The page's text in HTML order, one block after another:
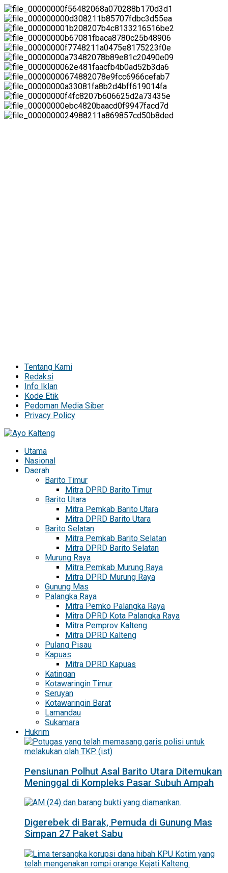
Tentang Kami
Redaksi
Info Iklan
Kode Etik
Pedoman Media Siber
Privacy Policy
Utama
Nasional
Daerah
Barito Timur
Mitra DPRD Barito Timur
Barito Utara
Mitra Pemkab Barito Utara
Mitra DPRD Barito Utara
Barito Selatan
Mitra Pemkab Barito Selatan
Mitra DPRD Barito Selatan
Murung Raya
Mitra Pemkab Murung Raya
Mitra DPRD Murung Raya
Gunung Mas
Palangka Raya
Mitra Pemko Palangka Raya
Mitra DPRD Kota Palangka Raya
Mitra Pemprov Kalteng
Mitra DPRD Kalteng
Pulang Pisau
Kapuas
Mitra DPRD Kapuas
Katingan
Kotawaringin Timur
Seruyan
Kotawaringin Barat
Lamandau
Sukamara
Hukrim
Pensiunan Polhut Asal Barito Utara Ditemukan
Meninggal di Kompleks Pasar Subuh Ampah
Digerebek di Barak, Pemuda di Gunung Mas
Simpan 27 Paket Sabu